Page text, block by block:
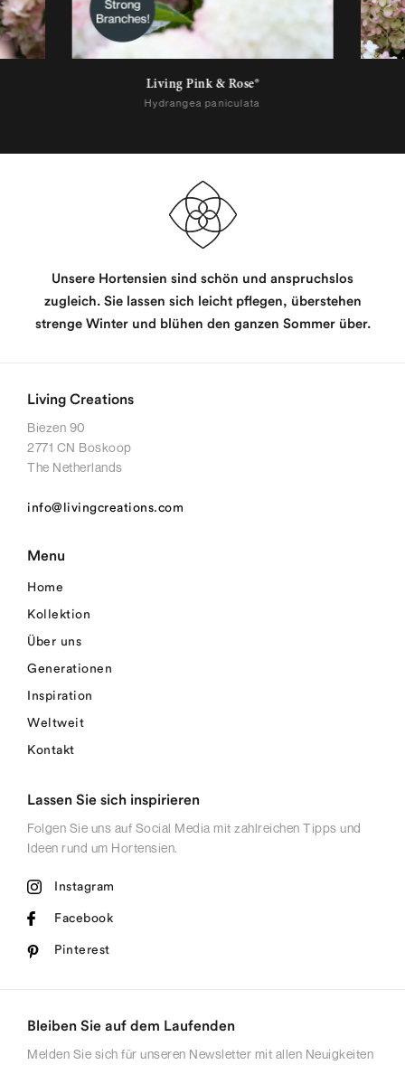
Living Pink & Rose®
Hydrangea paniculata
Unsere Hortensien sind schön und anspruchslos
zugleich. Sie lassen sich leicht pflegen, überstehen
strenge Winter und blühen den ganzen Sommer über.
Living Creations
Biezen 90
2771 CN Boskoop
The Netherlands
info@livingcreations.com
Menu
Home
Kollektion
Über uns
Generationen
Inspiration
Weltweit
Kontakt
Lassen Sie sich inspirieren
Folgen Sie uns auf Social Media mit zahlreichen Tipps und
Ideen rund um Hortensien.
Instagram
Facebook
Pinterest
Bleiben Sie auf dem Laufenden
Melden Sie sich für unseren Newsletter mit allen Neuigkeiten